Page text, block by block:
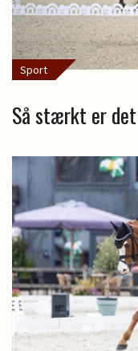
Sport
Så stærkt er det